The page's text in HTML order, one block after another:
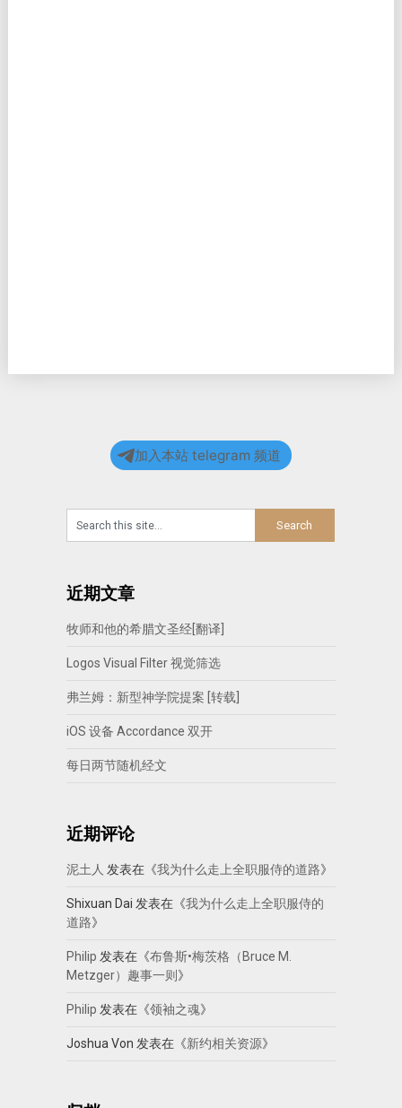
加入本站 telegram 频道
近期文章
牧师和他的希腊文圣经[翻译]
Logos Visual Filter 视觉筛选
弗兰姆：新型神学院提案 [转载]
iOS 设备 Accordance 双开
每日两节随机经文
近期评论
泥土人 发表在《我为什么走上全职服侍的道路》
Shixuan Dai 发表在《我为什么走上全职服侍的
道路》
Philip 发表在《布鲁斯•梅茨格（Bruce M.
Metzger）趣事一则 》
Philip 发表在《领袖之魂》
Joshua Von 发表在《新约相关资源》